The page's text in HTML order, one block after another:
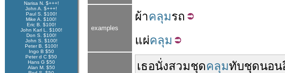
Narisa N. $+++!
John A. $+++!
Paul S. $100!
Mike A. $100!
Eric B. $100!
John Karl L. $100!
Don S. $100!
John S. $100!
Peter B. $100!
Ingo B $50
Peter d C $50
Hans G $50
Alan M. $50
examples
ผ้าคลุมรถ
แผ่คลุม
เธอนั่งสวมชุดคลุมทับชุดนอน